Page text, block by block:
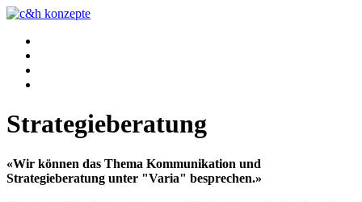
Strategieberatung
«Wir können das Thema Kommunikation und
Strategieberatung unter "Varia" besprechen.»